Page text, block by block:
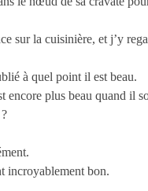
sur la cuisinière, et j’y
à quel point il est beau.
plus beau quand il
incroyablement bon.